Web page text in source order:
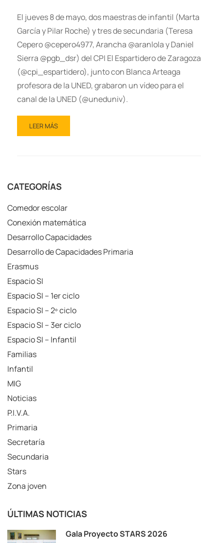
El jueves 8 de mayo, dos maestras de infantil (Marta
García y Pilar Roche) y tres de secundaria (Teresa
Cepero @cepero4977, Arancha @aranlola y Daniel
Sierra @pgb_dsr) del CPI El Espartidero de Zaragoza
(@cpi_espartidero), junto con Blanca Arteaga
profesora de la UNED, grabaron un vídeo para el
canal de la UNED (@uneduniv).
LEER MÁS
CATEGORÍAS
Comedor escolar
Conexión matemática
Desarrollo Capacidades
Desarrollo de Capacidades Primaria
Erasmus
Espacio SI
Espacio SI – 1er ciclo
Espacio SI – 2º ciclo
Espacio SI – 3er ciclo
Espacio SI – Infantil
Familias
Infantil
MIG
Noticias
P.I.V.A.
Primaria
Secretaría
Secundaria
Stars
Zona joven
ÚLTIMAS NOTICIAS
Gala Proyecto STARS 2026